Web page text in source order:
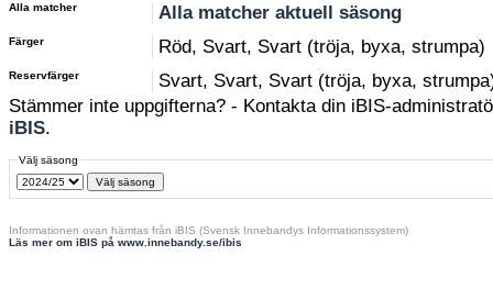
Alla matcher Alla matcher aktuell säsong
Färger Röd, Svart, Svart (tröja, byxa, strumpa)
Reservfärger
Svart, Svart, Svart (tröja, byxa,
Stämmer inte uppgifterna? - Kontakta din iBIS-
iBIS.
Välj säsong
Informationen ovan hämtas från iBIS (Svensk Innebandys Informationssystem)
Läs mer om iBIS på www.innebandy.se/ibis